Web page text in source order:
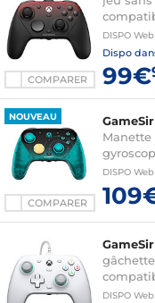
COMPARER
DISPO Web
Dispo
99€
NOUVEAU
COMPARER
DISPO Web
DISPO Web